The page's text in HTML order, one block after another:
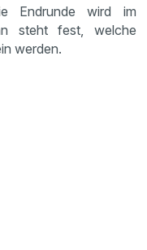
Endrunde wird im
steht fest, welche
werden.